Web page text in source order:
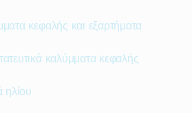
κεφαλής και εξαρτήματα
καλύμματα κεφαλής